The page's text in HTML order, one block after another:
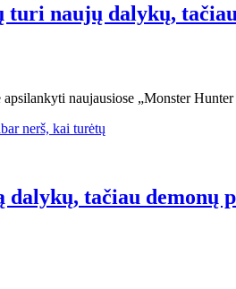
naujų dalykų,
apsilankyti naujausiose „Monster
tačiau demonų